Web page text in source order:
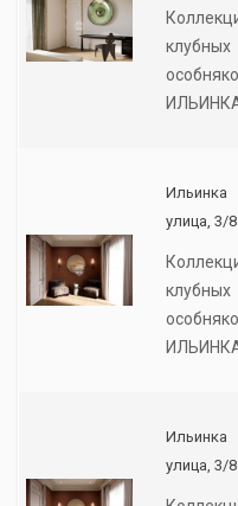
клубных
Ильинка
улица, 3/8
клубных
Ильинка
улица, 3/8